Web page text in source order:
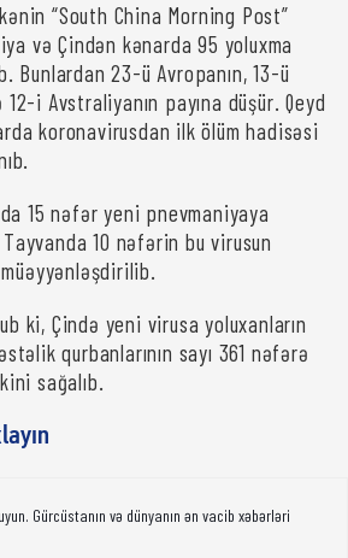
“South China Morning Post”
və Çindən kənarda 95 yoluxma
Bunlardan 23-ü Avropanın, 13-ü
i Avstraliyanın payına düşür. Qeyd
koronavirusdan ilk ölüm hadisəsi
15 nəfər yeni pnevmaniyaya
10 nəfərin bu virusun
müəyyənləşdirilib.
ki, Çində yeni virusa yoluxanların
qurbanlarının sayı 361 nəfərə
sağalıb.
Gürcüstanın və dünyanın ən vacib xəbərləri